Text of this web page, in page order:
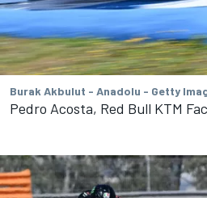
Burak Akbulut - Anadolu - Getty
Pedro Acosta, Red Bull KTM